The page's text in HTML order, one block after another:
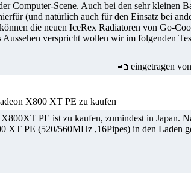
Computer-Scene. Auch bei den sehr kleinen
(und natürlich auch für den Einsatz bei
die neuen IceRex Radiatoren von Go-
verspricht wollen wir im folgenden
eingetragen von
X800 XT PE zu kaufen
PE ist zu kaufen, zumindest in Japan.
XT PE (520/560MHz ,16Pipes) in den Laden